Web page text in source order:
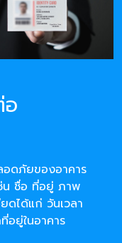
ดภัยของอาคาร
น ชื่อ ที่อยู่ ภาพ
ดได้แก่ วันเวลา
อยู่ในอาคาร